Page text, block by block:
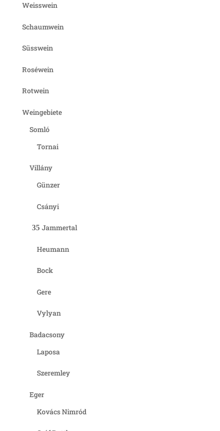
Weisswein
Schaumwein
Süsswein
Roséwein
Rotwein
Weingebiete
Somló
Tornai
Villány
Günzer
Csányi
Jammertal
Heumann
Bock
Gere
Vylyan
Badacsony
Laposa
Szeremley
Eger
Kovács Nimród